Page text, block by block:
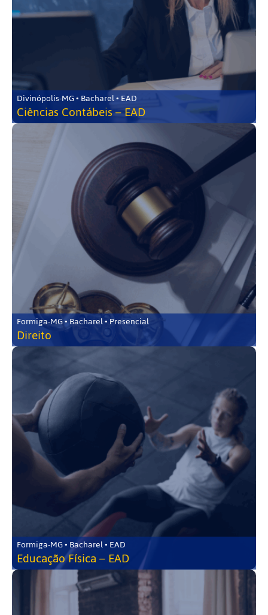
Divinópolis-MG • Bacharel • EAD
Ciências Contábeis – EAD
Formiga-MG • Bacharel • Presencial
Direito
Formiga-MG • Bacharel • EAD
Educação Física – EAD